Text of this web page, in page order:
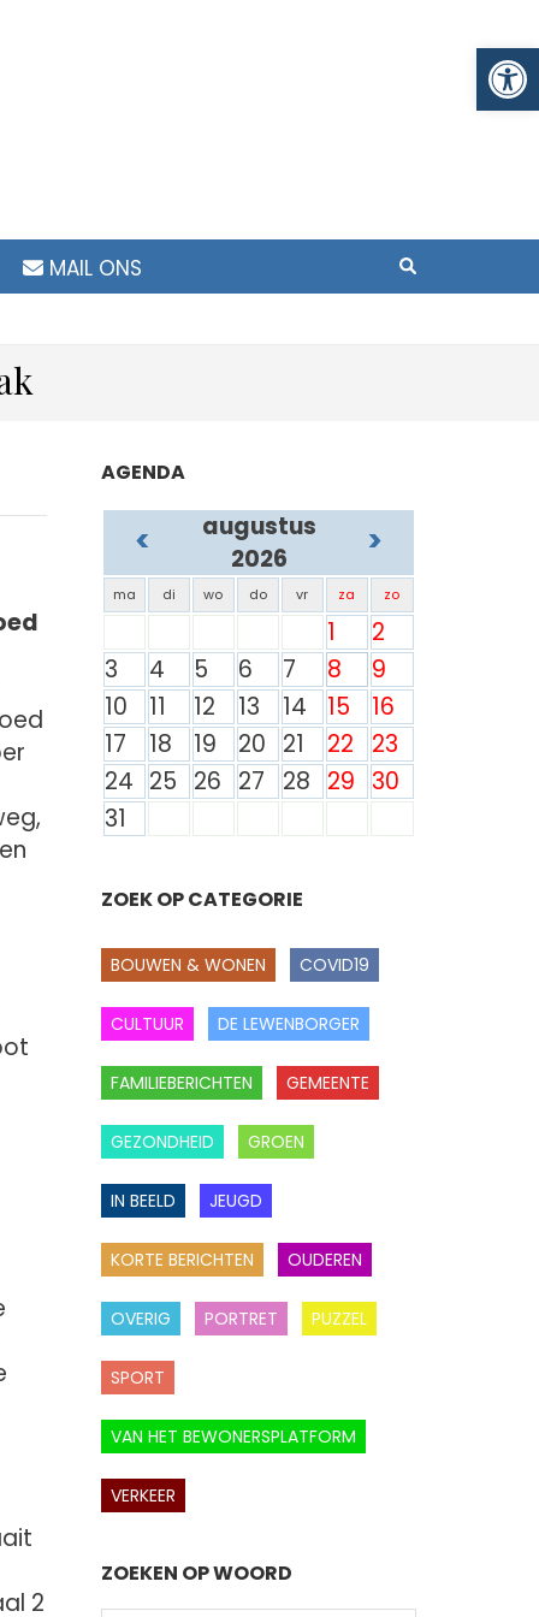
MAIL ONS
2
AGENDA
<
augustus
2026
>
ma di wo do vr za zo
1
2
3
4 5 6 7 8
9
10
11 12 13 14 15
16
17
18 19 20 21 22
23
24 25 26 27 28 29 30
31
ZOEK OP CATEGORIE
BOUWEN & WONEN COVID19
CULTUUR DE LEWENBORGER
FAMILIEBERICHTEN GEMEENTE
GEZONDHEID GROEN
IN BEELD JEUGD
KORTE BERICHTEN OUDEREN
OVERIG PORTRET PUZZEL
SPORT
VAN HET BEWONERSPLATFORM
VERKEER
ZOEKEN OP WOORD